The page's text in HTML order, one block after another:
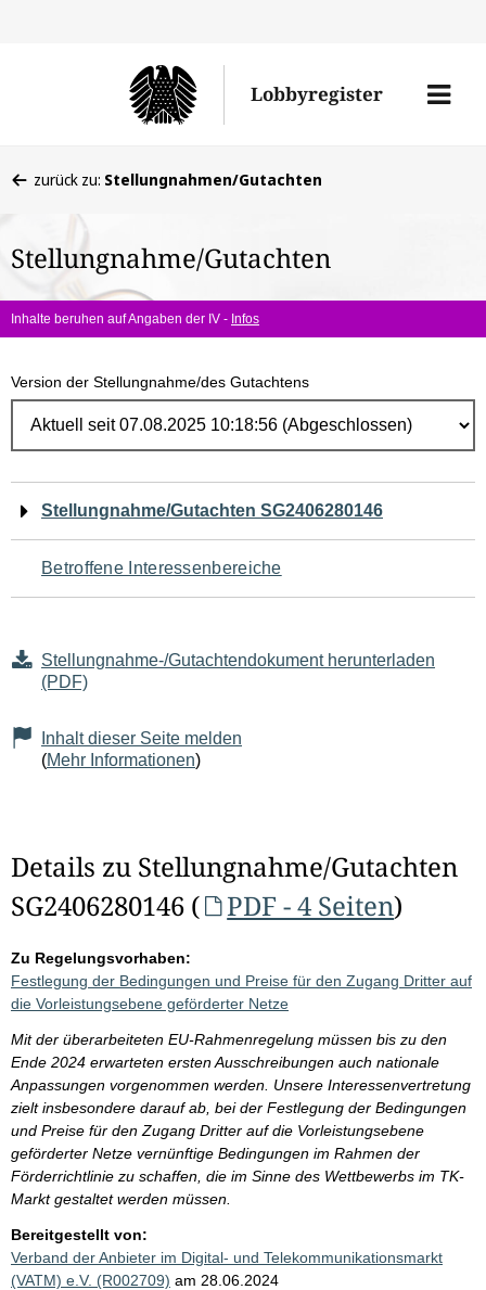
Lobbyregister
Menü
befinden
hier:
zurück zu: Stellungnahmen/Gutachten
Stellungnahme/Gutachten
Inhalte beruhen auf Angaben der IV - Infos
Version der Stellungnahme/des Gutachtens
Navigation
für
den
Seiteninhalt
Stellungnahme/Gutachten SG2406280146
Betroffene Interessenbereiche
Stellungnahme-/Gutachtendokument herunterladen
(PDF)
Inhalt dieser Seite melden
(Mehr Informationen)
Details zu Stellungnahme/Gutachten
SG2406280146 (
PDF - 4 Seiten)
Zu Regelungsvorhaben:
Festlegung der Bedingungen und Preise für den Zugang Dritter auf
die Vorleistungsebene geförderter Netze
Mit der überarbeiteten EU-Rahmenregelung müssen bis zu den
Ende 2024 erwarteten ersten Ausschreibungen auch nationale
Anpassungen vorgenommen werden. Unsere Interessenvertretung
zielt insbesondere darauf ab, bei der Festlegung der Bedingungen
und Preise für den Zugang Dritter auf die Vorleistungsebene
geförderter Netze vernünftige Bedingungen im Rahmen der
Förderrichtlinie zu schaffen, die im Sinne des Wettbewerbs im TK-
Markt gestaltet werden müssen.
Bereitgestellt von:
Verband der Anbieter im Digital- und Telekommunikationsmarkt
(VATM) e.V. (R002709) am 28.06.2024